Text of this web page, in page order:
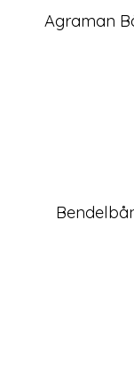
Agraman